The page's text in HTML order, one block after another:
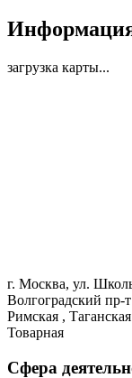
загрузка карты...
г. Москва, ул.
Волгоградский пр-
Римская ,
Товарная
Сфера